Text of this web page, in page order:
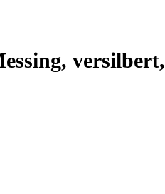
versilbert,